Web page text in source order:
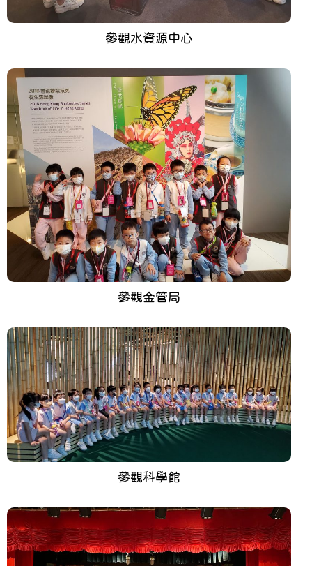
參觀水資源中心
參觀金管局
參觀科學館